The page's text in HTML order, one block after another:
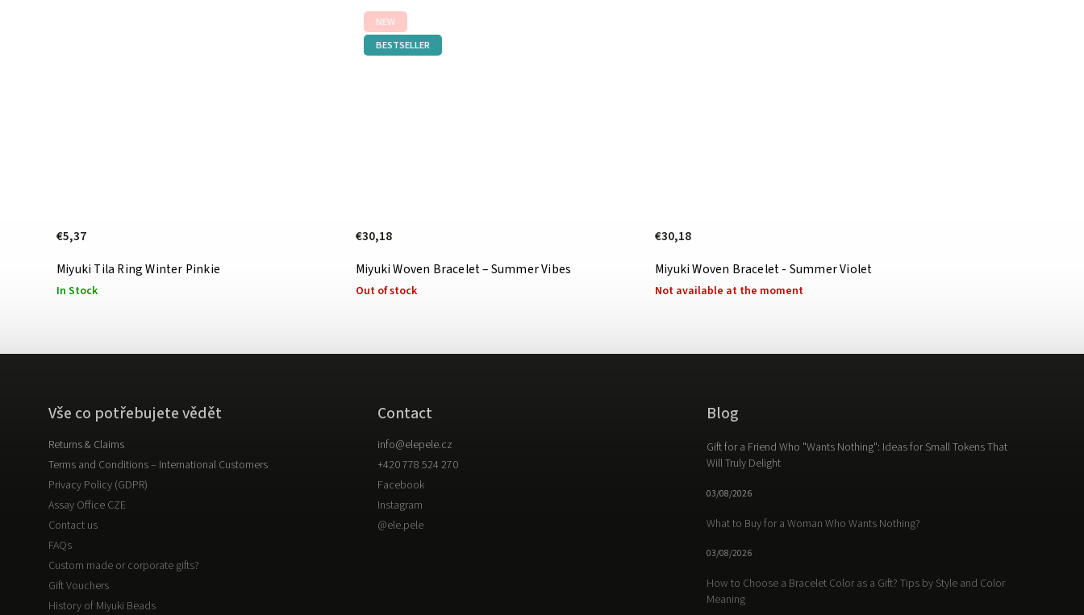
Miyuki Tila Ring Winter Pinkie
In Stock
€5,37
NEW
BESTSELLER
Miyuki Woven Bracelet – Summer Vibes
Out of stock
€30,18
Miyuki Woven Bracelet - Summer Violet
Not available at the moment
€30,18
Vše co potřebujete vědět
Returns & Claims
Terms and Conditions – International Customers
Privacy Policy (GDPR)
Assay Office CZE
Contact us
FAQs
Custom made or corporate gifts?
Gift Vouchers
History of Miyuki Beads
Contact
info@elepele.cz
+420 778 524 270
Facebook
Instagram
@ele.pele
Blog
Gift for a Friend Who "Wants Nothing": Ideas for Small Tokens That
Will Truly Delight
03/08/2026
What to Buy for a Woman Who Wants Nothing?
03/08/2026
How to Choose a Bracelet Color as a Gift? Tips by Style and Color
Meaning